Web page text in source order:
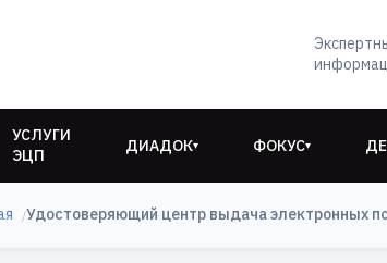
УСЛУГИ
ЭЦП
ДИАДОК▾ ФОКУС▾
Удостоверяющий центр выдача электронных